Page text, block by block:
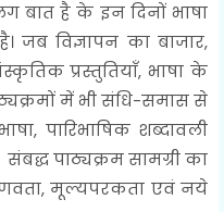
बात है के इन दिनों भाषा
जब विज्ञापन का बाजार,
प्रस्तुतियाँ, भाषा के
में भी संधि-समास से
पारिभाषिक शब्दावली
पाठ्यक्रम सामग्री का
मूल्यपरकता एवं नये